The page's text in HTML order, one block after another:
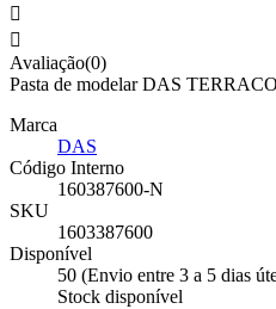


Avaliação(0)
Pasta de modelar DAS
Marca
DAS
Código Interno
160387600-N
SKU
1603387600
Disponível
50 (Envio entre 3 a 5 dias
Stock disponível